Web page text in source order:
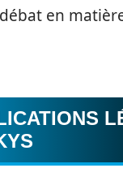
en